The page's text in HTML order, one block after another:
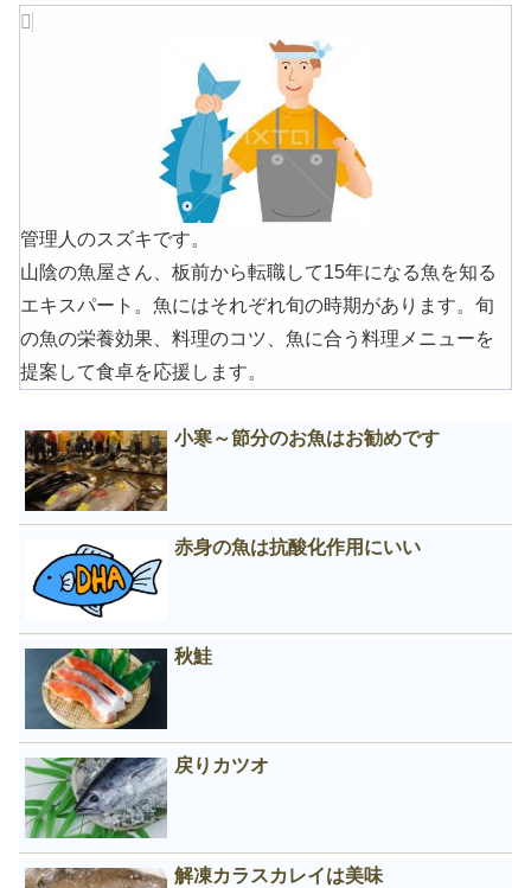
管理人のスズキです。
山陰の魚屋さん、板前から転職して15年になる魚を知る
エキスパート。魚にはそれぞれ旬の時期があります。旬
の魚の栄養効果、料理のコツ、魚に合う料理メニューを
提案して食卓を応援します。
小寒～節分のお魚はお勧めです
赤身の魚は抗酸化作用にいい
秋鮭
戻りカツオ
解凍カラスカレイは美味